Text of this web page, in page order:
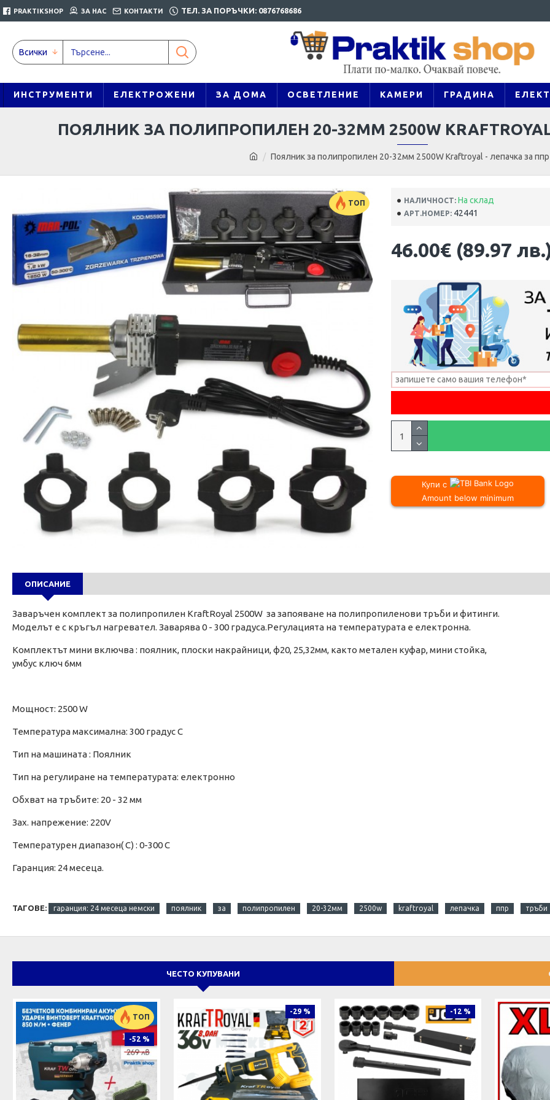
PRAKTIKSHOP ЗА НАС КОНТАКТИ ТЕЛ. ЗА ПОРЪЧКИ: 0876768686
Всички
ИНСТРУМЕНТИ ЕЛЕКТРОЖЕНИ ЗА ДОМА ОСВЕТЛЕНИЕ КАМЕРИ ГРАДИНА
Поялник за полипропилен 20-32мм 2500W Kraftroyal - лепачка за
ПОЯЛНИК ЗА ПОЛИПРОПИЛЕН 20-32ММ 2500W
ТОП НАЛИЧНОСТ: На склад
АРТ.НОМЕР: 42441
46.00€ (89.97
Купи с
Amount below minimum
ОПИСАНИЕ
Заваръчен комплект за полипропилен KraftRoyal 2500W за запояване на полипропиленови тръби и фитинги.
Моделът е с кръгъл нагревател. Заварява 0 - 300 градуса.Регулацията на температурата е електронна.
Комплектът мини включва : поялник, плоски накрайници, ф20, 25,32мм, както метален куфар, мини стойка,
умбус ключ 6мм
Мощност: 2500 W
Температура максимална: 300 градус С
Тип на машината : Поялник
Тип на регулиране на температурата: електронно
Обхват на тръбите: 20 - 32 мм
Зах. напрежение: 220V
Температурен диапазон( C) : 0-300 С
Гаранция: 24 месеца.
ТАГОВЕ: гаранция: 24 месеца немски поялник за полипропилен 20-32мм 2500w kraftroyal лепачка ппр тръби
ЧЕСТО КУПУВАНИ
ТОП
-52 %
-29 % -12 %